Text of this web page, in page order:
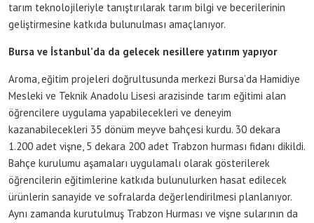
tarım teknolojileriyle tanıştırılarak tarım bilgi ve becerilerinin
geliştirmesine katkıda bulunulması amaçlanıyor.
Bursa ve İstanbul’da da gelecek nesillere yatırım yapıyor
Aroma, eğitim projeleri doğrultusunda merkezi Bursa’da Hamidiye
Mesleki ve Teknik Anadolu Lisesi arazisinde tarım eğitimi alan
öğrencilere uygulama yapabilecekleri ve deneyim
kazanabilecekleri 35 dönüm meyve bahçesi kurdu. 30 dekara
1.200 adet vişne, 5 dekara 200 adet Trabzon hurması fidanı dikildi.
Bahçe kurulumu aşamaları uygulamalı olarak gösterilerek
öğrencilerin eğitimlerine katkıda bulunulurken hasat edilecek
ürünlerin sanayide ve sofralarda değerlendirilmesi planlanıyor.
Aynı zamanda kurutulmuş Trabzon Hurması ve vişne sularının da